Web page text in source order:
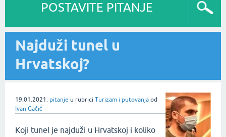
POSTAVITE PITANJE
Najduži tunel u
Hrvatskoj?
19.01.2021. pitanje u rubrici Turizam i putovanja od
Ivan Gačić
Koji tunel je najduži u Hrvatskoj i koliko